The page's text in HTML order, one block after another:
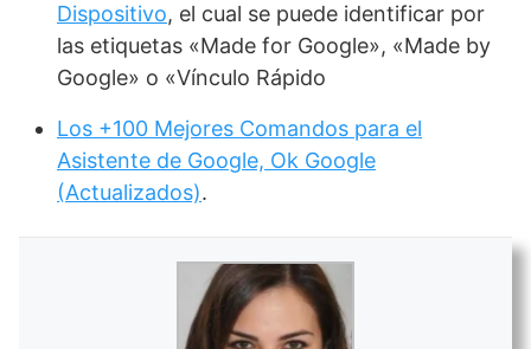
Dispositivo, el cual se puede identificar por
las etiquetas «Made for Google», «Made by
Google» o «Vínculo Rápido
Los +100 Mejores Comandos para el
Asistente de Google, Ok Google
(Actualizados).